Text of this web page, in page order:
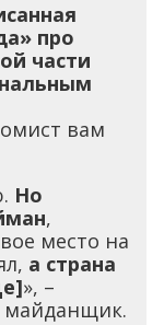
про
части
вам
Но
,
место на
а страна
», –
майданщик.